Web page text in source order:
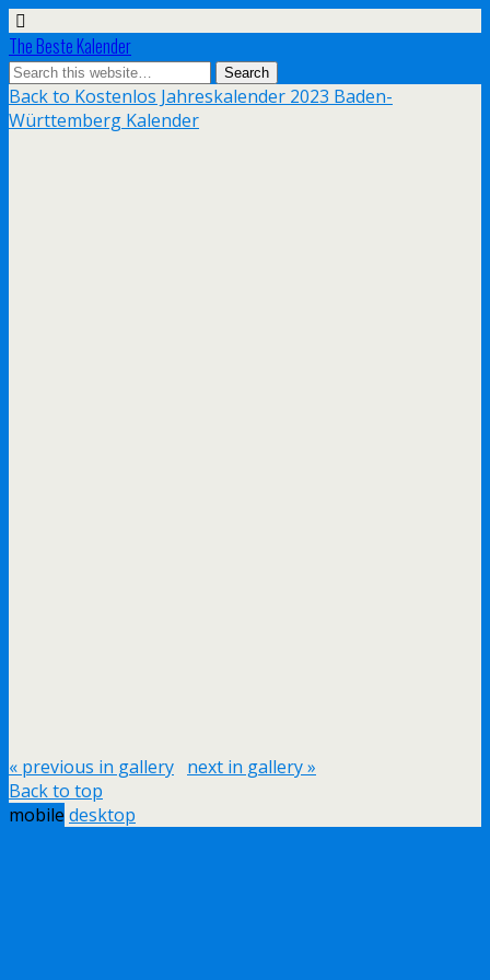
The Beste Kalender
Back to Kostenlos Jahreskalender 2023 Baden-
Württemberg Kalender
« previous in gallery next in gallery »
Back to top
mobile desktop